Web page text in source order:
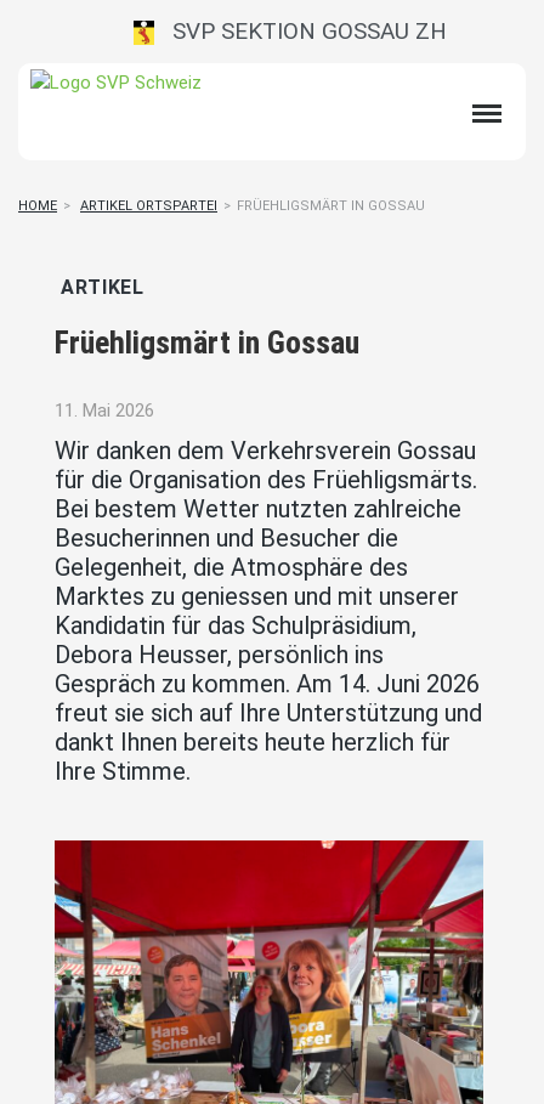
SVP SEKTION GOSSAU ZH
HOME > ARTIKEL ORTSPARTEI > FRÜEHLIGSMÄRT IN GOSSAU
ARTIKEL
Früehligsmärt in Gossau
11. Mai 2026
Wir danken dem Verkehrsverein Gossau
für die Organisation des Früehligsmärts.
Bei bestem Wetter nutzten zahlreiche
Besucherinnen und Besucher die
Gelegenheit, die Atmosphäre des
Marktes zu geniessen und mit unserer
Kandidatin für das Schulpräsidium,
Debora Heusser, persönlich ins
Gespräch zu kommen. Am 14. Juni 2026
freut sie sich auf Ihre Unterstützung und
dankt Ihnen bereits heute herzlich für
Ihre Stimme.